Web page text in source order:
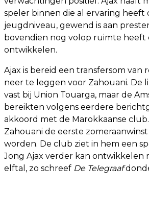
speler binnen die al ervaring heeft
jeugdniveau, gewend is aan
bovendien nog volop ruimte heeft
ontwikkelen.
Ajax is bereid een transfersom van
neer te leggen voor Zahouani. De
vast bij Union Touarga, maar de
bereikten volgens eerdere
akkoord met de Marokkaanse
Zahouani de eerste
worden. De club ziet in hem een
Jong Ajax verder kan ontwikkelen
elftal, zo schreef De Telegraaf